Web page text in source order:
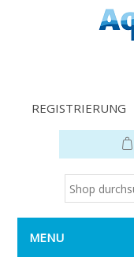
REGISTRIERUNG
MENU